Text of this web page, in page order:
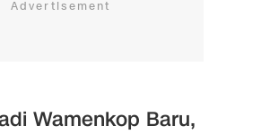
Wamenkop Baru,